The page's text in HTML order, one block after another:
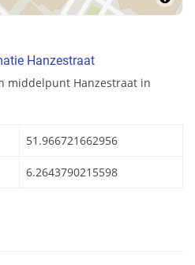
Hanzestraat
middelpunt Hanzestraat in
51.966721662956
6.2643790215598